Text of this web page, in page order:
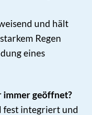
und hält
Regen
eines
immer geöffnet?
fest integriert und